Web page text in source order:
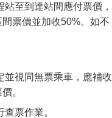
至到達站間應付票價，
票價並加收50%。如不
並視同無票乘車，應補收
。
票作業。